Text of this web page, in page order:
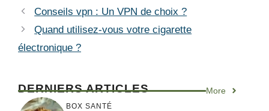
Conseils vpn : Un VPN de choix ?
Quand utilisez-vous votre cigarette
électronique ?
DERNIERS ARTICLES More
BOX SANTÉ